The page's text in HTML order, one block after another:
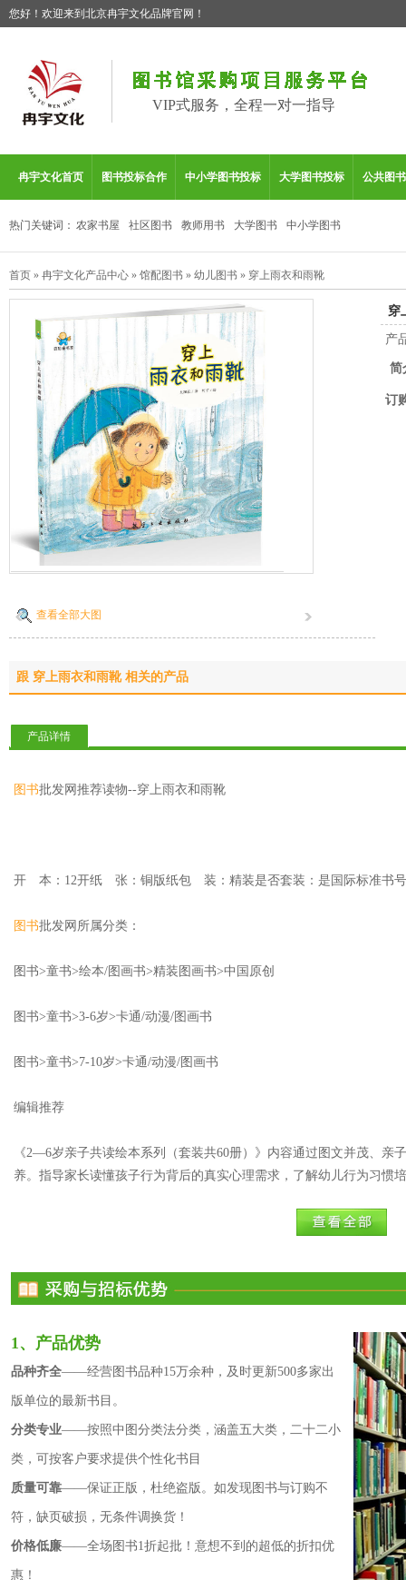
您好！欢迎来到北京冉宇文化品牌官网！
VIP式服务，全程一对一指导
冉宇文化首页 图书投标合作 中小学图书投标 大学图书投标 公共图
热门关键词： 农家书屋 社区图书 教师用书 大学图书 中小学图书
首页 » 冉宇文化产品中心 » 馆配图书 » 幼儿图书 » 穿上雨衣和雨靴
查看全部大图
穿
产
简
订
跟 穿上雨衣和雨靴 相关的产品
产品详情
图书批发网推荐读物--穿上雨衣和雨靴
开 本：12开纸 张：铜版纸包 装：精装是否套装：是国际标准书号
图书批发网所属分类：
图书>童书>绘本/图画书>精装图画书>中国原创
图书>童书>3-6岁>卡通/动漫/图画书
图书>童书>7-10岁>卡通/动漫/图画书
编辑推荐
《2—6岁亲子共读绘本系列（套装共60册）》内容通过图文并茂、亲
养。指导家长读懂孩子行为背后的真实心理需求，了解幼儿行为习惯
贴合儿童语感，画风独特且美感兼具，切合儿童教育实际，更能够
图书批发网内容简介
小女孩在雨天，穿上雨衣和雨靴，撑起雨伞，漫步在雨天的院子里。
的声音，来认识并熟悉下雨这一自然现象。太阳花著的《穿上雨衣
诗歌的形式来描写雨的发生和落下。美好的语言体现出人与自然的关
地表达身体感受。
1、产品优势
品种齐全——经营图书品种15万余种，及时更新500多家出
版单位的最新书目。
分类专业——按照中图分类法分类，涵盖五大类，二十二小
类，可按客户要求提供个性化书目
质量可靠——保证正版，杜绝盗版。如发现图书与订购不
符，缺页破损，无条件调换货！
价格低廉——全场图书1折起批！意想不到的超低的折扣优
惠！